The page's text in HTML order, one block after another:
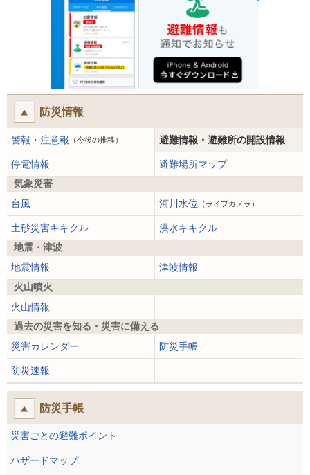
防災情報
警報・注意報 （今後の推移） 避難情報・避難所の開設情報
停電情報
避難場所マップ
気象災害
台風
河川水位 （ライブカメラ）
土砂災害キキクル
洪水キキクル
地震・津波
地震情報
津波情報
火山噴火
火山情報
過去の災害を知る・災害に備える
災害カレンダー
防災手帳
防災速報
防災手帳
災害ごとの避難ポイント
ハザードマップ